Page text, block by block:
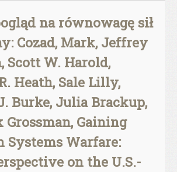
na równowagę sił
Cozad, Mark, Jeffrey
Scott W. Harold,
Heath, Sale Lilly,
Burke, Julia Brackup,
Grossman, Gaining
Warfare:
on the U.S.-